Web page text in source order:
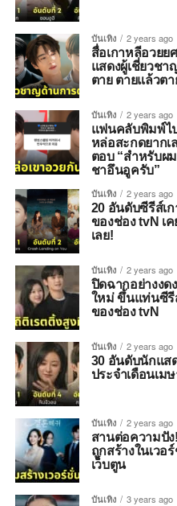
บันเทิง 2 years ago
สื่อเกาหลีอวยย
แสดงผู้เชี่ยวช
ตาย ตายแล้วต
บันเทิง 2 years ago
แฟนคลับพิมพ์ไ
หล่อสะกดยากเ
ตอบ “สำหรับผ
ชาอึนอูครับ”
บันเทิง 2 years ago
20 อันดับซีรีส์เ
ของช่อง tvN เ
เลย!
บันเทิง 2 years ago
ปิดฉากอย่างงด
ใหม่ ขึ้นแท่นซีรี
ของช่อง tvN
บันเทิง 2 years ago
30 อันดับนักแส
ประจำเดือนเม
บันเทิง 2 years ago
สานต่อความปัง
ถูกสร้างในเว
เว็บตูน
บันเทิง 3 years ago